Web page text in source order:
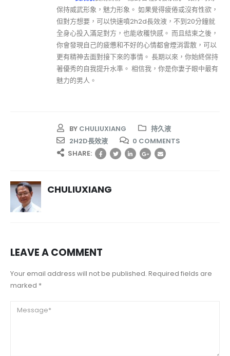
保持威武形象，魅力形象。 如果覺得疲倦或沒有性欲，
但對方想要，可以快速噴2h2d長效液，不到20分鐘就
全身心投入滿足對方，也能收穫快感。 而且結束之後，
你會發現自己的疲憊和不好的心情都會煙消雲散，可以
更有精神去面對接下來的事情。 長期以來，你始終保持
著優秀的自我提升水準。 相信我，你是你妻子眼中最有
魅力的男人。
BY CHULIUXIANG
持久液
2H2D長效液
0 COMMENTS
SHARE:
CHULIUXIANG
LEAVE A COMMENT
Your email address will not be published. Required fields are
marked *